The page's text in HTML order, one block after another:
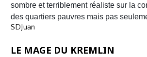
survivre.
sombre et terriblement réaliste sur la
des quartiers pauvres mais pas
SDJuan
LE MAGE DU KREMLIN